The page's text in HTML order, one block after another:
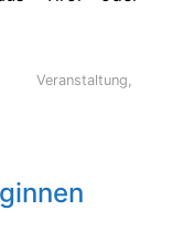
Veranstaltung,